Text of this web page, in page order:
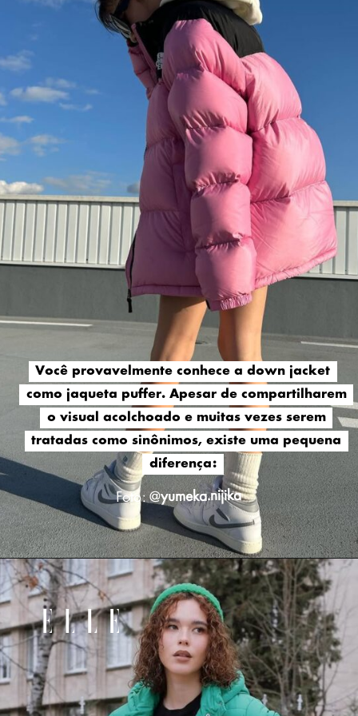
Você provavelmente conhece a down jacket
como jaqueta puffer. Apesar de compartilharem
o visual acolchoado e muitas vezes serem
tratadas como sinônimos, existe uma pequena
diferença:
Você provavelmente conhece a down jacket
como jaqueta puffer. Apesar de compartilharem
o visual acolchoado e muitas vezes serem
tratadas como sinônimos, existe uma pequena
diferença:
Foto: @yumeka.nijika